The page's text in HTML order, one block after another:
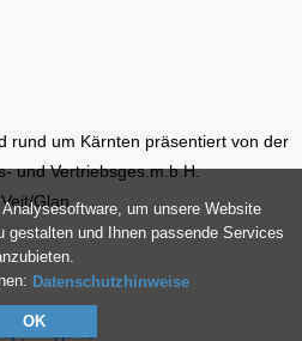
um unsere Website
gestalten und Ihnen passende Services
Datenschutzhinweise
OK
rund um Kärnten präsentiert von der
und Vertriebsges.m.b.H.
Glan